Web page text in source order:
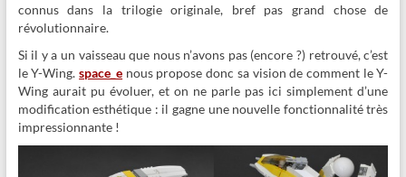
connus dans la trilogie originale, bref pas grand chose de
révolutionnaire.
Si il y a un vaisseau que nous n’avons pas (encore ?) retrouvé, c’est
le Y-Wing.space_e nous propose donc sa vision de comment le Y-
Wing aurait pu évoluer, et on ne parle pas ici simplement d’une
modification esthétique : il gagne une nouvelle fonctionnalité très
impressionnante !